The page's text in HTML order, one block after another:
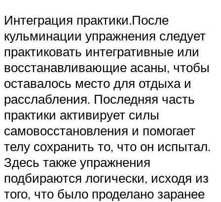
Интеграция практики.После
кульминации упражнения следует
практиковать интегративные или
восстанавливающие асаны, чтобы
оставалось место для отдыха и
расслабления. Последняя часть
практики активирует силы
самовосстановления и помогает
телу сохранить то, что он испытал.
Здесь также упражнения
подбираются логически, исходя из
того, что было проделано заранее